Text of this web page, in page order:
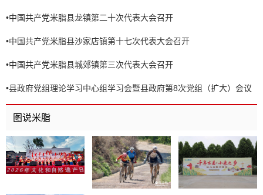
•中国共产党米脂县龙镇第二十次代表大会召开
•中国共产党米脂县沙家店镇第十七次代表大会召开
•中国共产党米脂县城郊镇第三次代表大会召开
•县政府党组理论学习中心组学习会暨县政府第8次党组（扩大）会议
召开
图说米脂